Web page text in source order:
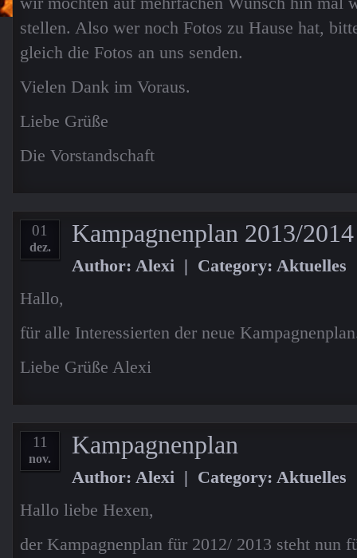
stellen. Also wer noch Fotos zu Hause hat,
gleich die Fotos an uns senden.
Vielen Dank im Voraus.
Liebe Grüße
Die Vorstandschaft
01
dez. Kampagnenplan 2013/2014
Author: Alexi | Category: Aktuelles
Hallo,
für alle Interessierten der neue
Liebe Grüße Alexi
11
nov. Kampagnenplan
Author: Alexi | Category: Aktuelles
Hallo liebe Hexen,
der Kampagnenplan für 2012/ 2013 steht nun